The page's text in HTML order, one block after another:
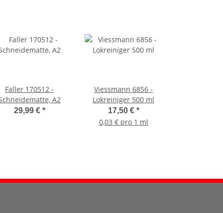
Faller 170512 -
A2
29,99 € *
Viessmann 6856 -
Lokreiniger 500 ml
17,50 € *
0,03 € pro 1 ml